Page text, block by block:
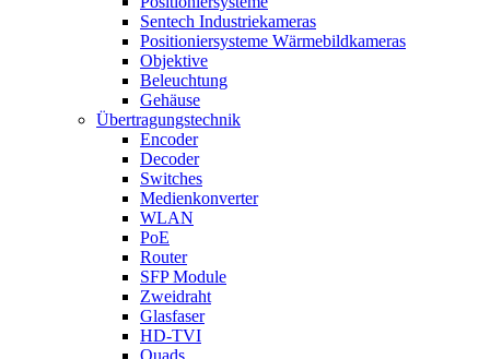
Sentech Industriekameras
Positioniersysteme Wärmebildkameras
Objektive
Beleuchtung
Gehäuse
Übertragungstechnik
Encoder
Decoder
Switches
Medienkonverter
WLAN
PoE
Router
SFP Module
Zweidraht
Glasfaser
HD-TVI
Quads